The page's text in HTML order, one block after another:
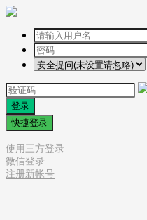
登录
快捷登录
使用三方登录
微信登录
注册新帐号